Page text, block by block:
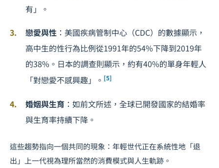
有」。
戀愛與性 ：美國疾病管制中心（CDC）的數據顯示，
高中生的性行為比例從1991年的54%下降到2019年
的38%。日本的調查則顯示，約有40%的單身年輕人
「對戀愛不感興趣」。 [5]
婚姻與生育 ：如前文所述，全球已開發國家的結婚率
與生育率持續下降。
這些趨勢指向一個共同的現象：年輕世代正在系統性地「退
出」上一代視為理所當然的消費模式與人生軌跡。